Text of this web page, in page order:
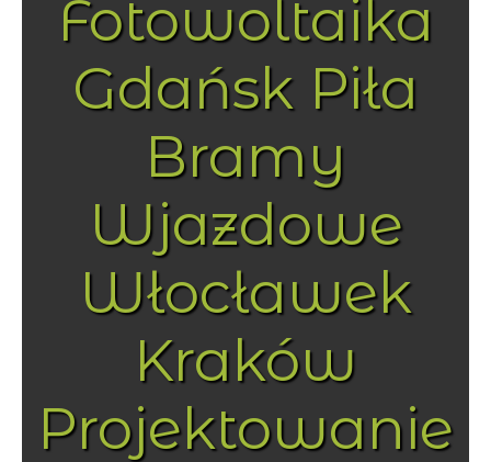
Fotowoltaika
Gdańsk Piła
Bramy
Wjazdowe
Włocławek
Kraków
Projektowanie